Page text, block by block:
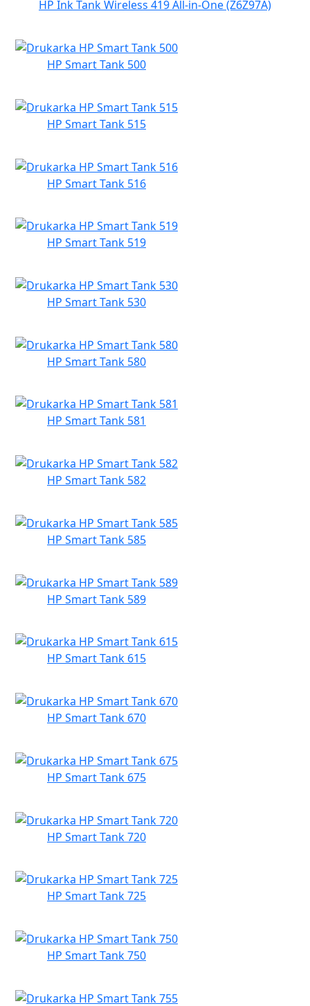
HP Ink Tank Wireless 419 All-in-One (Z6Z97A)
HP Smart Tank 500
HP Smart Tank 515
HP Smart Tank 516
HP Smart Tank 519
HP Smart Tank 530
HP Smart Tank 580
HP Smart Tank 581
HP Smart Tank 582
HP Smart Tank 585
HP Smart Tank 589
HP Smart Tank 615
HP Smart Tank 670
HP Smart Tank 675
HP Smart Tank 720
HP Smart Tank 725
HP Smart Tank 750